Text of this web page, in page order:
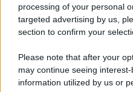
processing of your personal
targeted advertising by us,
section to confirm your
Please note that after your
may continue seeing
information utilized by us or